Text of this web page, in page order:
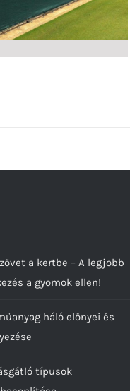
a kertbe – A legjobb
a gyomok ellen!
háló előnyei és
típusok